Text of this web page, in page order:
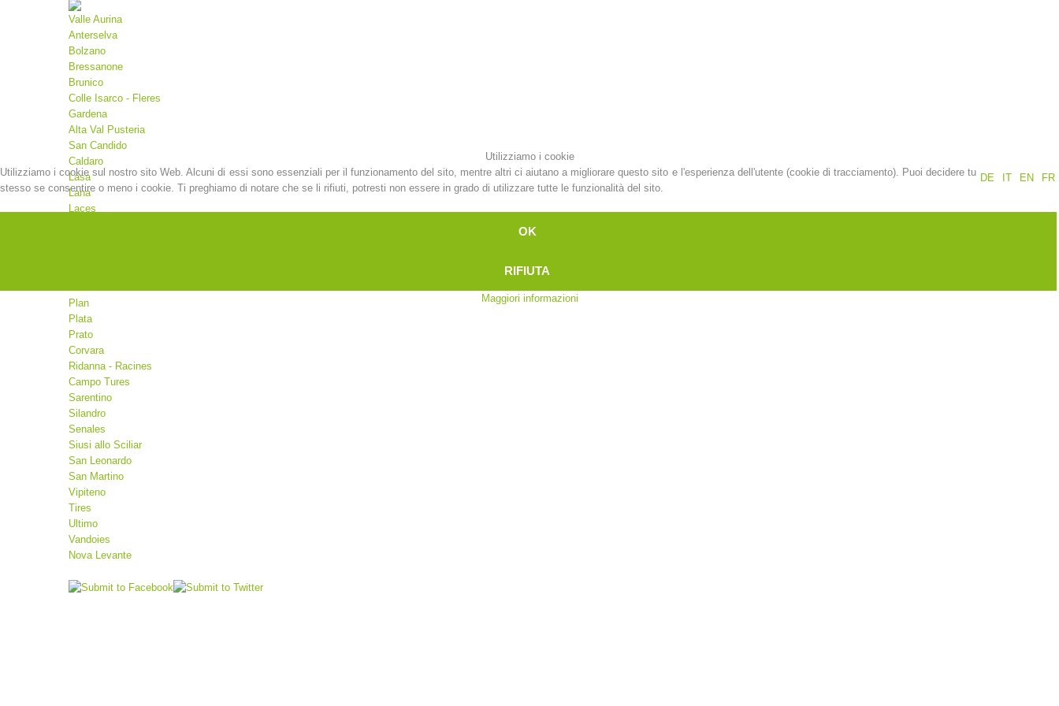
Richiesta di soccorso Interventi Contatti
piste
Valle Aurina
Anterselva
Bolzano
Bressanone
Brunico
Colle Isarco - Fleres
Gardena
Alta Val Pusteria
San Candido
Caldaro
Lasa
Lana
Laces
Plan
Plata
Prato
Corvara
Ridanna - Racines
Campo Tures
Sarentino
Silandro
Senales
Siusi allo Sciliar
San Leonardo
San Martino
Vipiteno
Tires
Ultimo
Vandoies
Nova Levante
Utilizziamo i cookie
DE
IT EN FR
Utilizziamo i cookie sul nostro sito Web. Alcuni di essi sono essenziali per il funzionamento del sito, mentre altri ci aiutano a migliorare questo sito e l'esperienza dell'utente (cookie di tracciamento). Puoi decidere tu
stesso se consentire o meno i cookie. Ti preghiamo di notare che se li rifiuti, potresti non essere in grado di utilizzare tutte le funzionalità del sito.
OK
RIFIUTA
Maggiori informazioni